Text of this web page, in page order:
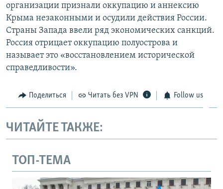
организации признали оккупацию и аннексию
Крыма незаконными и осудили действия России.
Страны Запада ввели ряд экономических санкций.
Россия отрицает оккупацию полуострова и
называет это «восстановлением исторической
справедливости».
Поделиться Читать без VPN Follow us
ЧИТАЙТЕ ТАКЖЕ:
ТОП-ТЕМА